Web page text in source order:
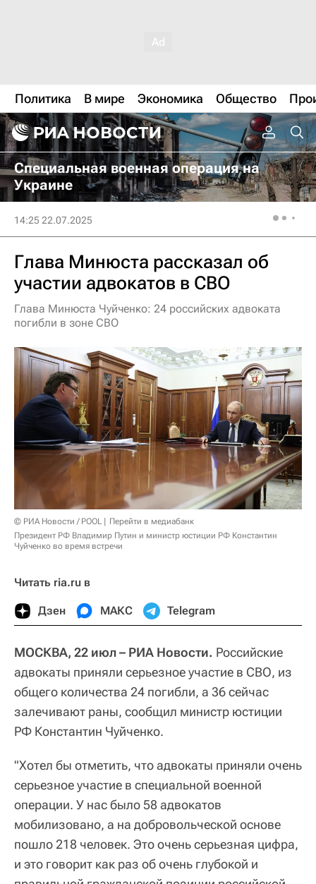
Политика В мире Экономика Общество
Специальная военная операция на
Украине
14:25 22.07.2025
Глава Минюста рассказал об
участии адвокатов в СВО
Глава Минюста Чуйченко: 24 российских адвоката
погибли в зоне СВО
© РИА Новости / POOL
Перейти в медиабанк
Президент РФ Владимир Путин и министр юстиции РФ Константин
Чуйченко во время встречи
Читать ria.ru в
Дзен МАКС Telegram
МОСКВА, 22 июл – РИА Новости. Российские
адвокаты приняли серьезное участие в СВО, из
общего количества 24 погибли, а 36 сейчас
залечивают раны, сообщил министр юстиции
РФ Константин Чуйченко.
"Хотел бы отметить, что адвокаты приняли очень
серьезное участие в специальной военной
операции. У нас было 58 адвокатов
мобилизовано, а на добровольческой основе
пошло 218 человек. Это очень серьезная цифра,
и это говорит как раз об очень глубокой и